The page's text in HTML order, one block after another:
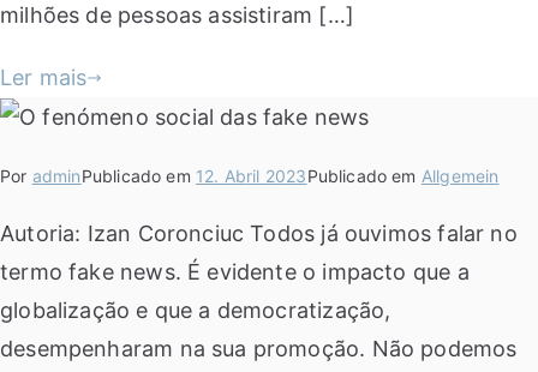
milhões de pessoas assistiram […]
Ler mais
Por adminPublicado em 12. Abril 2023Publicado em Allgemein
Autoria: Izan Coronciuc Todos já ouvimos falar no
termo fake news. É evidente o impacto que a
globalização e que a democratização,
desempenharam na sua promoção. Não podemos